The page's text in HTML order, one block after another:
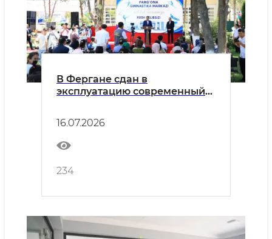
В Фергане сдан в
эксплуатацию современный
16.07.2026
234